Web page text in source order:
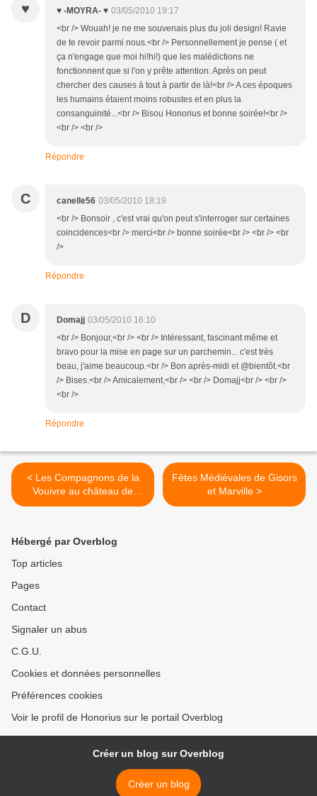
♥ ♥ -MOYRA- ♥ 03/05/2010 19:17
<br /> Wouah! je ne me souvenais plus du joli design! Ravie
de te revoir parmi nous.<br /> Personnellement je pense ( et
ça n'engage que moi hi!hi!) que les malédictions ne
fonctionnent que si l'on y prête attention. Après on peut
chercher des causes à tout à partir de là!<br /> A ces époques
les humains étaient moins robustes et en plus la
consanguinité...<br /> Bisou Honorius et bonne soirée!<br />
<br /> <br />
Répondre
C canelle56 03/05/2010 18:19
<br /> Bonsoir , c'est vrai qu'on peut s'interroger sur certaines
coincidences<br /> merci<br /> bonne soirée<br /> <br /> <br
/>
Répondre
D Domajj 03/05/2010 16:10
<br /> Bonjour,<br /> <br /> Intéressant, fascinant même et
bravo pour la mise en page sur un parchemin... c'est très
beau, j'aime beaucoup.<br /> Bon après-midi et @bientôt.<br
/> Bises.<br /> Amicalement,<br /> <br /> Domajj<br /> <br />
<br />
Répondre
< Les Compagnons de la
Vouivre au château de
Chillon
Fêtes Médiévales de Gisors
et Marville >
Hébergé par Overblog
Top articles
Pages
Contact
Signaler un abus
C.G.U.
Cookies et données personnelles
Préférences cookies
Voir le profil de Honorius sur le portail Overblog
Créer un blog sur Overblog
Créer un blog